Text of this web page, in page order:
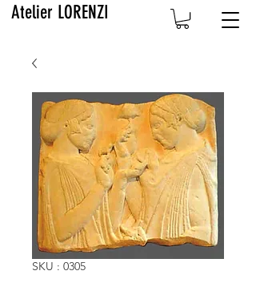
Atelier LORENZI
SKU : 0305